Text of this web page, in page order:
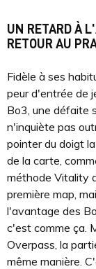
UN RETARD À
RETOUR AU
Fidèle à ses
peur d'entrée de
Bo3, une défaite
n'inquiète pas
pointer du doigt
de la carte,
méthode Vitality
première map,
l'avantage des
c'est comme ça.
Overpass, la
même manière.